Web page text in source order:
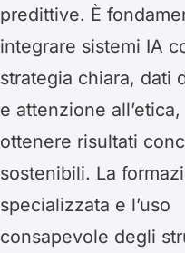
predittive. È
integrare sistemi IA
strategia chiara, dati
e attenzione
ottenere risultati
sostenibili. La
specializzata e l’uso
consapevole degli